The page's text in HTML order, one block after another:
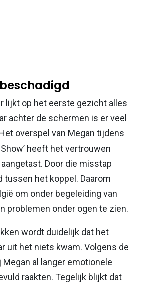
lijkt op het eerste gezicht alles
achter de schermen is er veel
overspel van Megan tijdens
Show’ heeft het vertrouwen
Door die misstap
tussen het koppel. Daarom
om onder begeleiding van
problemen onder ogen te zien.
wordt duidelijk dat het
uit het niets kwam. Volgens de
al langer emotionele
raakten. Tegelijk blijkt dat